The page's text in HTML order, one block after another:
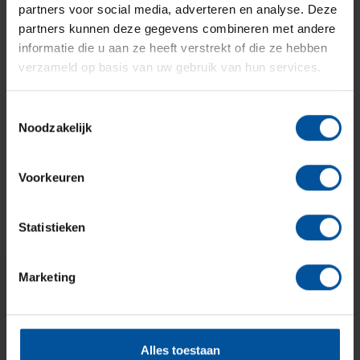
partners voor social media, adverteren en analyse. Deze
partners kunnen deze gegevens combineren met andere
informatie die u aan ze heeft verstrekt of die ze hebben
verzameld op basis van uw gebruik van hun services.
Noodzakelijk
Voorkeuren
Statistieken
Marketing
Alles toestaan
Pagina delen:
Maak een afspraak
Pensioendesk Nijmegen
Takenhofplein 3